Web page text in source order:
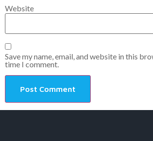
Website
Save my name, email, and website in this
time I comment.